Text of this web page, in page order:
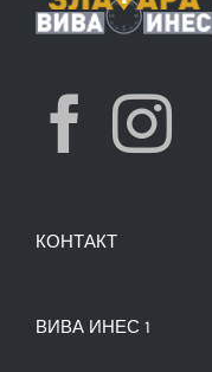
КОНТАКТ
ВИВА ИНЕС 1